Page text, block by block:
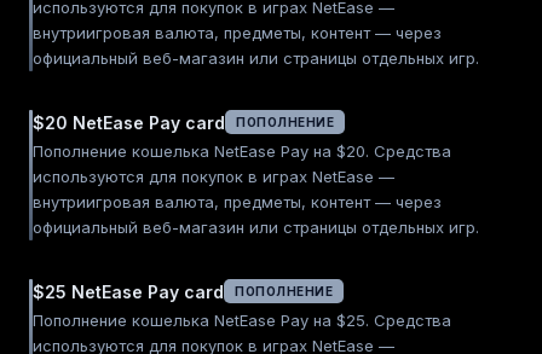
используются для покупок в играх NetEase —
внутриигровая валюта, предметы, контент — через
официальный веб-магазин или страницы отдельных игр.
$20 NetEase Pay card ПОПОЛНЕНИЕ
Пополнение кошелька NetEase Pay на $20. Средства
используются для покупок в играх NetEase —
внутриигровая валюта, предметы, контент — через
официальный веб-магазин или страницы отдельных игр.
$25 NetEase Pay card ПОПОЛНЕНИЕ
Пополнение кошелька NetEase Pay на $25. Средства
используются для покупок в играх NetEase —